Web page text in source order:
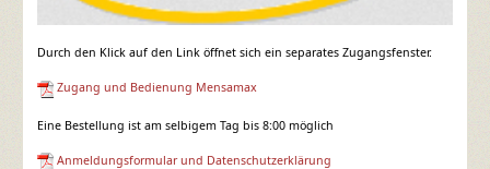
Durch den Klick auf den Link öffnet sich ein separates Zugangsfenster.
Zugang und Bedienung Mensamax
Eine Bestellung ist am selbigem Tag bis 8:00 möglich
Anmeldungsformular und Datenschutzerklärung